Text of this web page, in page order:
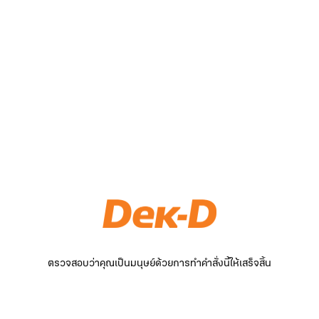
ตรวจสอบว่าคุณเป็นมนุษย์ด้วยการทำคำสั่งนี้ให้เสร็จสิ้น